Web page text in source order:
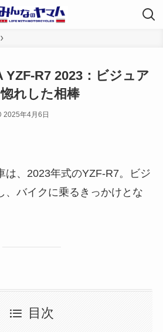
YZF-R7 2023：ビジュア
れした相棒
2025年4月6日
は、2023年式のYZF-R7。ビジ
、バイクに乗るきっかけとな
目次